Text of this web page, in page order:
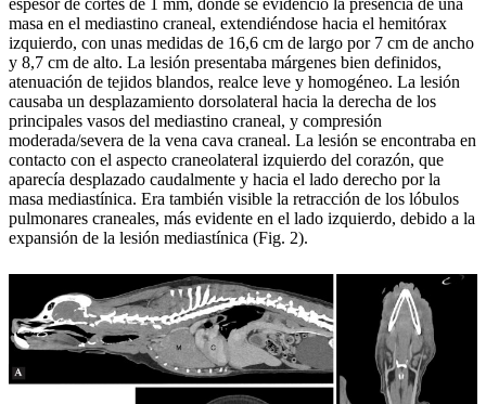
espesor de cortes de 1 mm, donde se evidenció la presencia de una
masa en el mediastino craneal, extendiéndose hacia el hemitórax
izquierdo, con unas medidas de 16,6 cm de largo por 7 cm de ancho
y 8,7 cm de alto. La lesión presentaba márgenes bien definidos,
atenuación de tejidos blandos, realce leve y homogéneo. La lesión
causaba un desplazamiento dorsolateral hacia la derecha de los
principales vasos del mediastino craneal, y compresión
moderada/severa de la vena cava craneal. La lesión se encontraba en
contacto con el aspecto craneolateral izquierdo del corazón, que
aparecía desplazado caudalmente y hacia el lado derecho por la
masa mediastínica. Era también visible la retracción de los lóbulos
pulmonares craneales, más evidente en el lado izquierdo, debido a la
expansión de la lesión mediastínica (Fig. 2).